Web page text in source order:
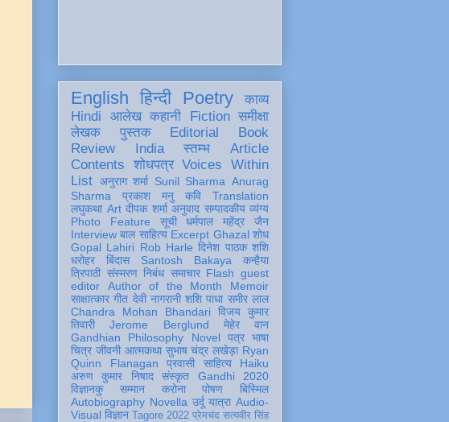
English हिन्दी Poetry
काव्य
Hindi
आलेख कहानी Fiction समीक्षा
लेखक
पुस्तक Editorial
Book
Review
India स्तम्भ
Article
Contents
शोधपत्र Voices Within
List अनुराग शर्मा Sunil Sharma Anurag
Sharma
प्रकाश मनु कवि
Translation
लघुकथा Art दीपक शर्मा अनुवाद सम्पादकीय व्यंग्य
Photo Feature
सूची
धर्मपाल महेंद्र जैन
Interview बाल साहित्य Excerpt Ghazal शोध
Gopal Lahiri Rob Harle दिनेश पाठक शशि
धरोहर
बिंदास Santosh Bakaya
कन्हैया
त्रिपाठी संस्मरण निबंध समाचार Flash guest
editor
Author of the Month
Memoir
साक्षात्कार गीत देवी नागरानी शशि पाधा समीर लाल
Chandra Mohan Bhandari विजय कुमार
तिवारी
Jerome Berglund
मेहेर वान
Gandhian Philosophy
Novel पत्र भाषा
चित्र जीवनी आत्मकथा सुभाष चंद्र लखेड़ा Ryan
Quinn Flanagan
प्रवासी साहित्य
Haiku
अरुण कुमार निषाद
संस्कृत
Gandhi 2020
विज्ञानकु
सम्मान करोना पोषण
बिस्मिल
Autobiography Novella उर्दू यात्रा Audio-
Visual विज्ञान Tagore 2022 प्रेमचंद सत्यवीर सिंह